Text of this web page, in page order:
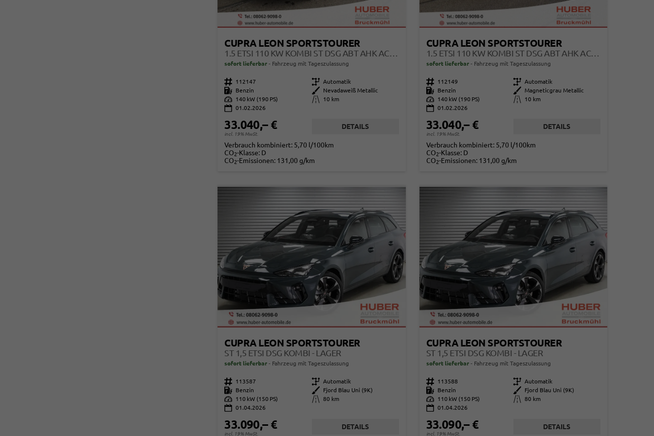
CUPRA LEON SPORTSTOURER
sofort lieferbar Fahrzeug mit Tageszulassung
Fahrzeugnr. 112147 Getriebe Automatik
Kraftstoff
Benzin Außenfarbe
Nevadaweiß Metallic
Leistung
140 kW (190 PS) Kilometerstand
10 km
01.02.2026
33.040,– €
incl. 19% MwSt.
DETAILS
Verbrauch kombiniert: 5,70 l/100km
CO2-Klasse: D
CO2-Emissionen: 131,00 g/km
CUPRA LEON SPORTSTOURER
sofort lieferbar Fahrzeug mit Tageszulassung
Fahrzeugnr. 112149 Getriebe Automatik
Kraftstoff
Benzin Außenfarbe
Magneticgrau Metallic
Leistung
140 kW (190 PS) Kilometerstand
10 km
01.02.2026
33.040,– €
incl. 19% MwSt.
DETAILS
Verbrauch kombiniert: 5,70 l/100km
CO2-Klasse: D
CO2-Emissionen: 131,00 g/km
CUPRA LEON SPORTSTOURER
ST 1,5 ETSI DSG KOMBI - LAGER
sofort lieferbar Fahrzeug mit Tageszulassung
Fahrzeugnr. 113587 Getriebe Automatik
Kraftstoff
Benzin Außenfarbe
Fjord Blau Uni (9K)
Leistung
110 kW (150 PS) Kilometerstand
80 km
01.04.2026
33.090,– €
incl. 19% MwSt.
DETAILS
CUPRA LEON SPORTSTOURER
ST 1,5 ETSI DSG KOMBI - LAGER
sofort lieferbar Fahrzeug mit Tageszulassung
Fahrzeugnr. 113588 Getriebe Automatik
Kraftstoff
Benzin Außenfarbe
Fjord Blau Uni (9K)
Leistung
110 kW (150 PS) Kilometerstand
80 km
01.04.2026
33.090,– €
incl. 19% MwSt.
DETAILS